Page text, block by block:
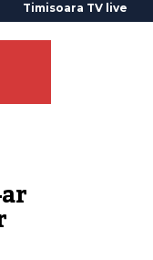
Timisoara TV live